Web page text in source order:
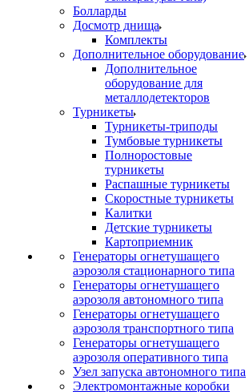
Болларды
Досмотр днища
Комплекты
Дополнительное оборудование
Дополнительное
оборудование для
металлодетекторов
Турникеты
Турникеты-триподы
Тумбовые турникеты
Полноростовые
турникеты
Распашные турникеты
Скоростные турникеты
Калитки
Детские турникеты
Картоприемник
Генераторы огнетушащего
аэрозоля стационарного типа
Генераторы огнетушащего
аэрозоля автономного типа
Генераторы огнетушащего
аэрозоля транспортного типа
Генераторы огнетушащего
аэрозоля оперативного типа
Узел запуска автономного типа
Электромонтажные коробки